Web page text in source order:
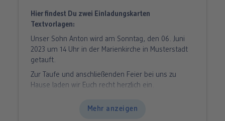
Mehr anzeigen
Hier findest Du zwei Einladungskarten
Textvorlagen:
Unser Sohn Anton wird am Sonntag, den 06. Juni
2023 um 14 Uhr in der Marienkirche in Musterstadt
getauft.
Zur Taufe und anschließenden Feier bei uns zu
Hause laden wir Euch recht herzlich ein.